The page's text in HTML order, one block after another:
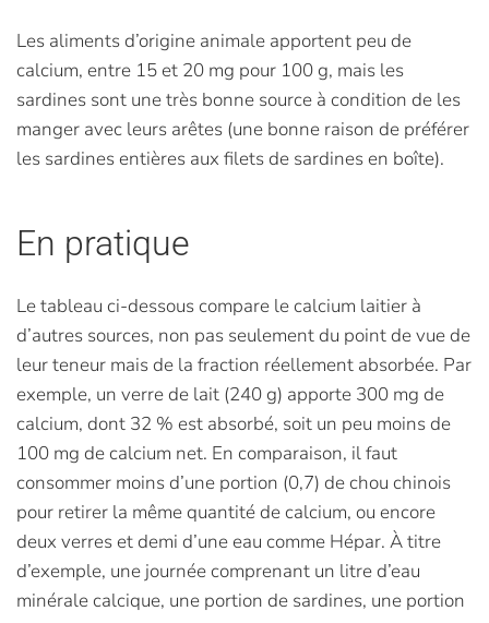
Les aliments d’origine animale apportent peu de
calcium, entre 15 et 20 mg pour 100 g, mais les
sardines sont une très bonne source à condition de les
manger avec leurs arêtes (une bonne raison de préférer
les sardines entières aux filets de sardines en boîte).
En pratique
Le tableau ci-dessous compare le calcium laitier à
d’autres sources, non pas seulement du point de vue de
leur teneur mais de la fraction réellement absorbée. Par
exemple, un verre de lait (240 g) apporte 300 mg de
calcium, dont 32 % est absorbé, soit un peu moins de
100 mg de calcium net. En comparaison, il faut
consommer moins d’une portion (0,7) de chou chinois
pour retirer la même quantité de calcium, ou encore
deux verres et demi d’une eau comme Hépar. À titre
d’exemple, une journée comprenant un litre d’eau
minérale calcique, une portion de sardines, une portion